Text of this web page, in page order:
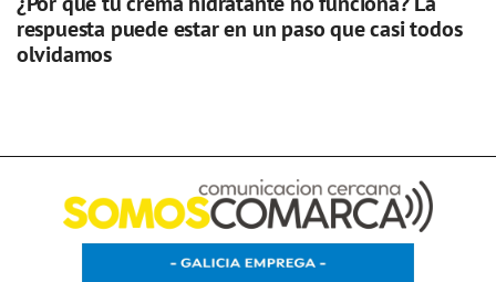
respuesta puede estar en un paso que casi todos
olvidamos